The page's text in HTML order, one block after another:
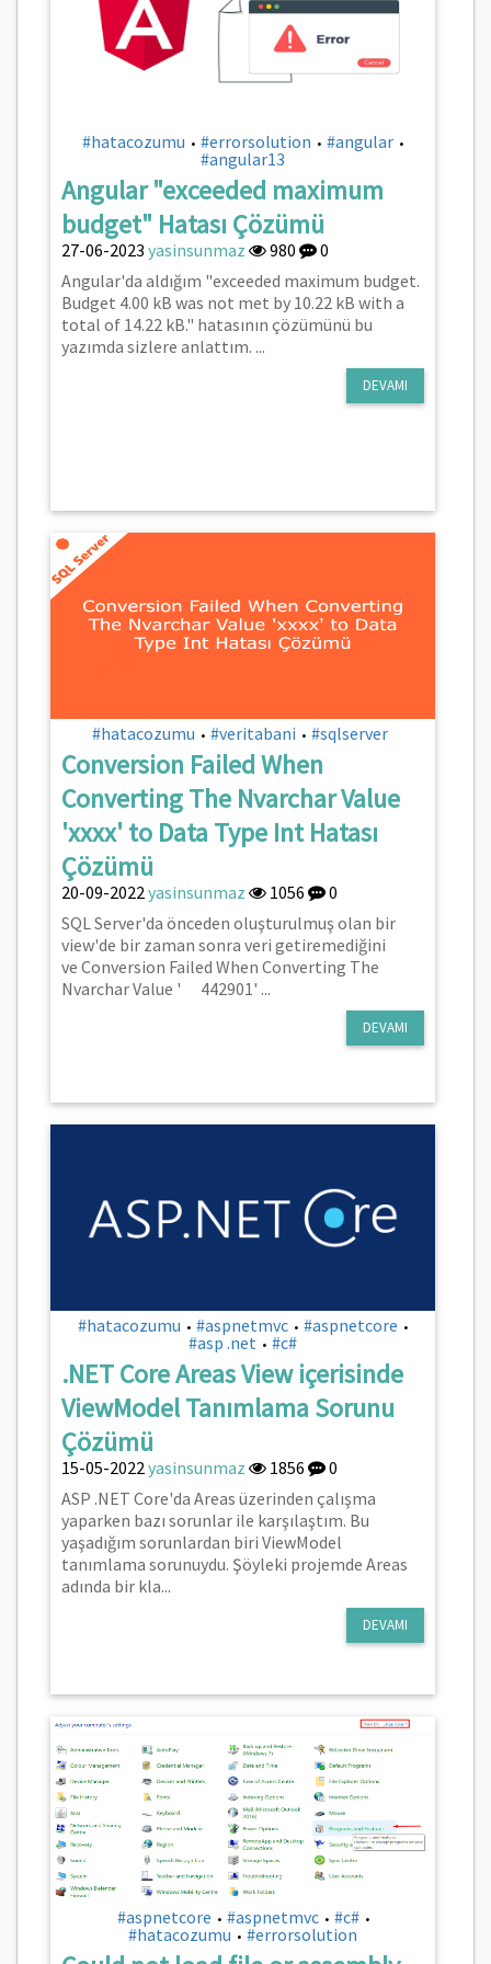
#hatacozumu • #errorsolution • #angular •
#angular13
Angular "exceeded maximum
budget" Hatası Çözümü
27-06-2023 yasinsunmaz 980
0
Angular'da aldığım "exceeded maximum budget.
Budget 4.00 kB was not met by 10.22 kB with a
total of 14.22 kB." hatasının çözümünü bu
yazımda sizlere anlattım. ...
DEVAMI
#hatacozumu • #veritabani • #sqlserver
Conversion Failed When
Converting The Nvarchar Value
'xxxx' to Data Type Int Hatası
Çözümü
20-09-2022yasinsunmaz 1056
0
SQL Server'da önceden oluşturulmuş olan bir
view'de bir zaman sonra veri getiremediğini
ve Conversion Failed When Converting The
Nvarchar Value ' 442901' ...
DEVAMI
#hatacozumu • #aspnetmvc • #aspnetcore •
#asp .net • #c#
.NET Core Areas View içerisinde
ViewModel Tanımlama Sorunu
Çözümü
15-05-2022yasinsunmaz 1856
0
ASP .NET Core'da Areas üzerinden çalışma
yaparken bazı sorunlar ile karşılaştım. Bu
yaşadığım sorunlardan biri ViewModel
tanımlama sorunuydu. Şöyleki projemde Areas
adında bir kla...
DEVAMI
#aspnetcore • #aspnetmvc • #c# •
#hatacozumu • #errorsolution